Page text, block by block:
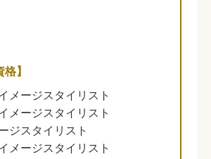
】
メージスタイリスト
メージスタイリスト
ジスタイリスト
メージスタイリスト